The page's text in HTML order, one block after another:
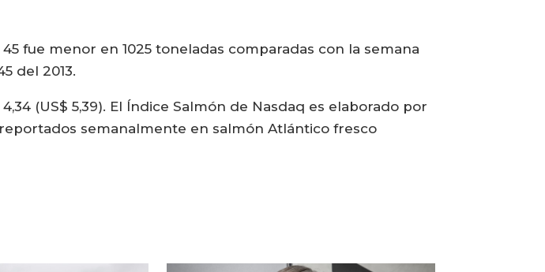
fue menor en 1025 toneladas comparadas con la semana
del 2013.
(US$ 5,39). El Índice Salmón de Nasdaq es elaborado por
semanalmente en salmón Atlántico fresco